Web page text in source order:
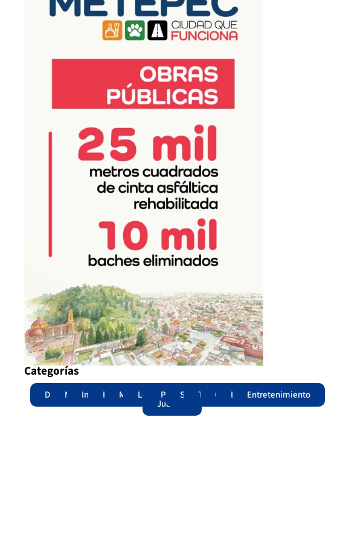
Categorías
Destacadas
NacionalInternacional
EdomexMunicipiosLegislatura
Poder
Judicial
SeguridadTrámites
OpiniónLomitosEntretenimiento